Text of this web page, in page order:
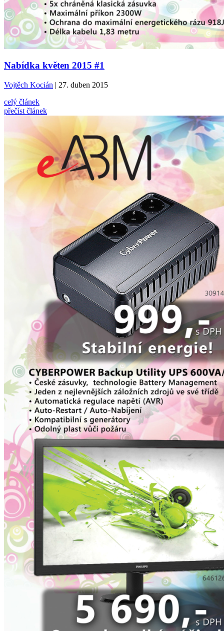
Nabídka květen 2015 #1
Vojtěch Kocián | 27. duben 2015
celý článek
přečíst článek